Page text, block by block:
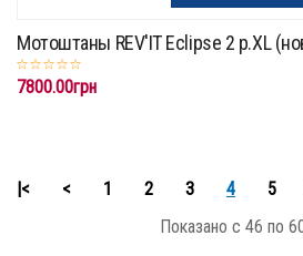
Мотоштаны REV'IT Eclipse 2 p.XL
7800.00грн
|< < 1 2 3 4 5
Показано с 46 по